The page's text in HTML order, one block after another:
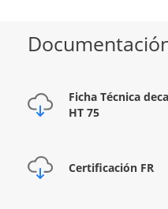
Ficha Técnica
HT 75
Certificación FR